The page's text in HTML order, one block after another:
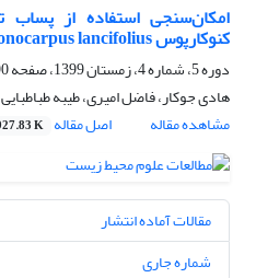
امکان‌سنجی استفاده از پساب
کنوکارپوس Conocarpus lancifolius
دوره 5، شماره 4، زمستان 1399، صفحه
هادی جوکار، فاضل امیری، طیبه طباطبایی
مشاهده مقاله
اصل مقاله K
مقالات آماده انتشار
شماره جاری